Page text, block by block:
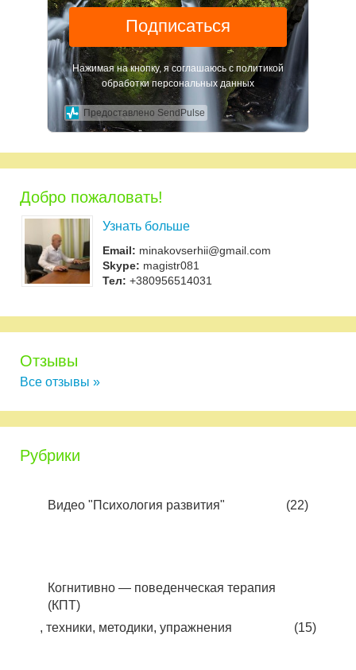
Подписаться
Нажимая на кнопку, я соглашаюсь с политикой
обработки персональных данных
Предоставлено SendPulse
Добро пожаловать!
Узнать больше
Email: minakovserhii@gmail.com
Skype: magistr081
Тел: +380956514031
Отзывы
Все отзывы »
Рубрики
Видео "Психология развития" (22)
Когнитивно — поведенческая терапия
(КПТ)
, техники, методики, упражнения
(15)